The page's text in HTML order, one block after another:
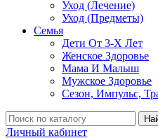
Уход (Лечение)
Уход (Предметы)
Семья
Дети От 3-Х Лет
Женское Здоровье
Мама И Малыш
Мужское Здоровье
Сезон, Импульс,
Личный кабинет